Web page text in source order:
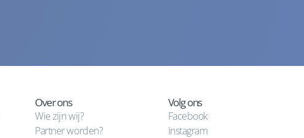
Over ons
Wie zijn wij?
Partner worden?
Volg ons
Facebook
Instagram